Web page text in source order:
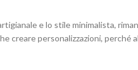
e lo stile minimalista,
creare personalizzazioni,